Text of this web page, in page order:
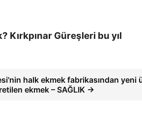
Kırkpınar Güreşleri bu yıl
halk ekmek fabrikasından yeni
ekmek – SAĞLIK →